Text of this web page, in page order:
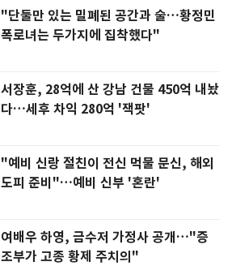
"단둘만 있는 밀폐된 공간과 술…황정민
폭로녀는 두가지에 집착했다"
서장훈, 28억에 산 강남 건물 450억 내놨
다…세후 차익 280억 '잭팟'
"예비 신랑 절친이 전신 먹물 문신, 해외
도피 준비"…예비 신부 '혼란'
여배우 하영, 금수저 가정사 공개…"증
조부가 고종 황제 주치의"